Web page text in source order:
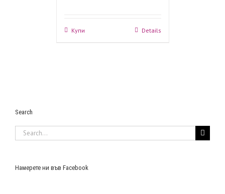
Купи Details
Search
Search
for:
Намерете ни във Facebook